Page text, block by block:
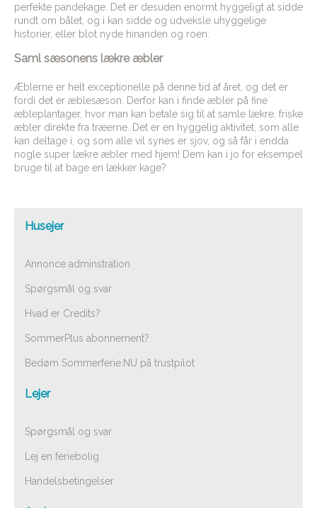
perfekte pandekage. Det er desuden enormt hyggeligt at sidde
rundt om bålet, og i kan sidde og udveksle uhyggelige
historier, eller blot nyde hinanden og roen.
Saml sæsonens lækre æbler
Æblerne er helt exceptionelle på denne tid af året, og det er
fordi det er æblesæson. Derfor kan i finde æbler på fine
æbleplantager, hvor man kan betale sig til at samle lækre, friske
æbler direkte fra træerne. Det er en hyggelig aktivitet, som alle
kan deltage i, og som alle vil synes er sjov, og så får i endda
nogle super lækre æbler med hjem! Dem kan i jo for eksempel
bruge til at bage en lækker kage?
Husejer
Annonce adminstration
Spørgsmål og svar
Hvad er Credits?
SommerPlus abonnement?
Bedøm Sommerferie.NU på trustpilot
Lejer
Spørgsmål og svar
Lej en feriebolig
Handelsbetingelser